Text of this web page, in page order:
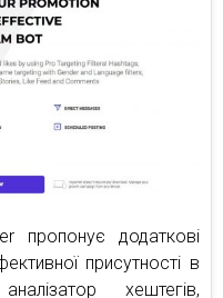
пропонує додаткові
присутності в
хештегів,